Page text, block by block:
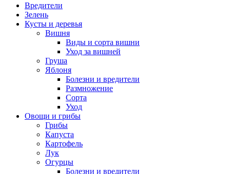
Вредители
Зелень
Кусты и деревья
Вишня
Виды и сорта вишни
Уход за вишней
Груша
Яблоня
Болезни и вредители
Размножение
Сорта
Уход
Овощи и грибы
Грибы
Капуста
Картофель
Лук
Огурцы
Болезни и вредители